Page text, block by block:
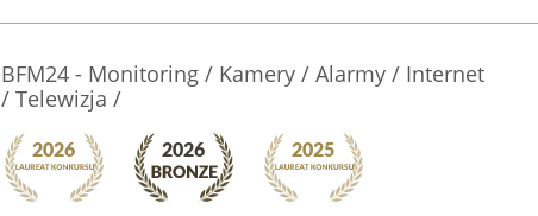
BFM24 - Monitoring / Kamery / Alarmy / Internet
/ Telewizja /